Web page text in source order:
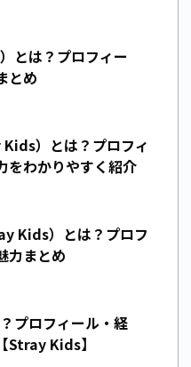
とは？プロフィー
とめ
）とは？プロフィ
をわかりやすく紹介
Kids）とは？プロフ
力まとめ
プロフィール・経
Stray Kids】